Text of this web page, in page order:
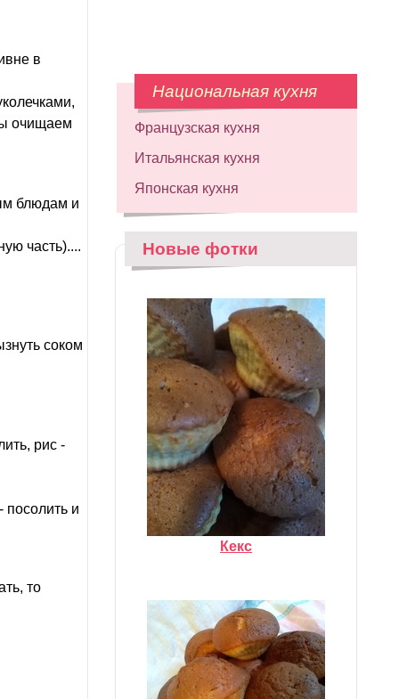
в
очищаем
блюдам и
часть)....
соком
рис -
и
то
Национальная кухня
Французская кухня
Итальянская кухня
Японская кухня
Новые фотки
Кекс